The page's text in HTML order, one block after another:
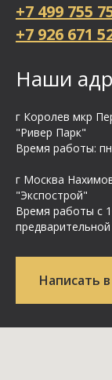
+7 499 755
+7 926 671
Наши
г Королев мкр
"Ривер Парк"
Время работы:
г Москва
"Экспострой"
Время работы с
предварительной
Написать